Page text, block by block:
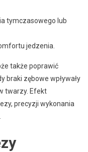
tymczasowego lub
jedzenia.
także poprawić
braki zębowe wpływały
twarzy. Efekt
precyzji wykonania